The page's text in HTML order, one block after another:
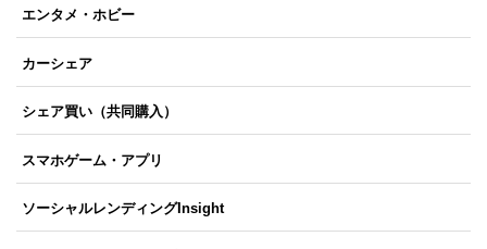
エンタメ・ホビー
カーシェア
シェア買い（共同購入）
スマホゲーム・アプリ
ソーシャルレンディングInsight